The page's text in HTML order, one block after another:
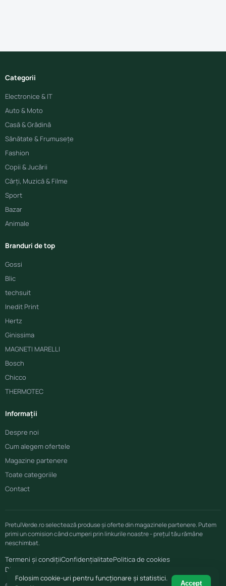
Categorii
Electronice & IT
Auto & Moto
Casă & Grădină
Sănătate & Frumusețe
Fashion
Copii & Jucării
Cărți, Muzică & Filme
Sport
Bazar
Animale
Branduri de top
Gossi
Blic
techsuit
Inedit Print
Hertz
Ginissima
MAGNETI MARELLI
Bosch
Chicco
THERMOTEC
Informații
Despre noi
Cum alegem ofertele
Magazine partenere
Toate categoriile
Contact
PretulVerde.ro selectează produse și oferte din magazinele partenere. Putem
primi un comision când cumperi prin linkurile noastre - prețul tău rămâne
neschimbat.
Termeni și condițiiConfidențialitatePolitica de cookies
Disclaimer afiliere
Folosim cookie-uri pentru funcționare și statistici.
Accept